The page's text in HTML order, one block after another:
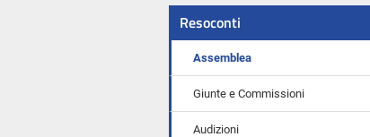
Resoconti
Assemblea
Giunte e Commissioni
Audizioni